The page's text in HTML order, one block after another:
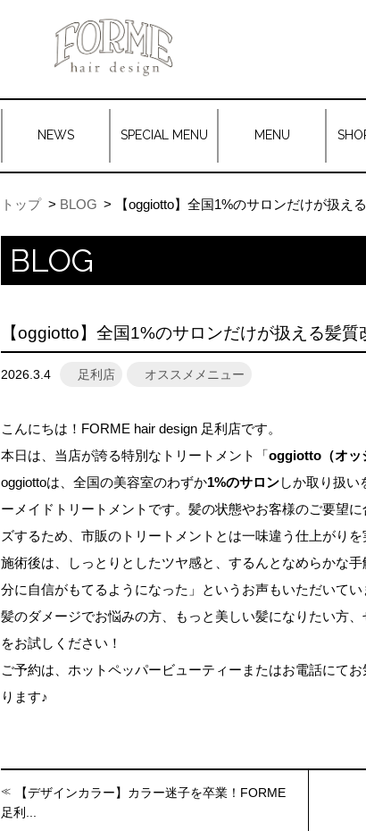
NEWS SPECIAL MENU MENU
トップ BLOG 【oggiotto】全国1%のサロンだけが扱え
BLOG
【oggiotto】全国1%のサロンだけが扱える髪質
2026.3.4 足利店 オススメメニュー
こんにちは！FORME hair design 足利店です。
本日は、当店が誇る特別なトリートメント「oggiotto（オッ
oggiottoは、全国の美容室のわずか1%のサロンしか取り扱い
ーメイドトリートメントです。髪の状態やお客様のご要望
ズするため、市販のトリートメントとは一味違う仕上がりを
施術後は、しっとりとしたツヤ感と、するんとなめらかな
分に自信がもてるようになった」というお声もいただいてい
髪のダメージでお悩みの方、もっと美しい髪になりたい方
をお試しください！
ご予約は、ホットペッパービューティーまたはお電話にて
ります♪
【デザインカラー】カラー迷子を卒業！FORME
足利...